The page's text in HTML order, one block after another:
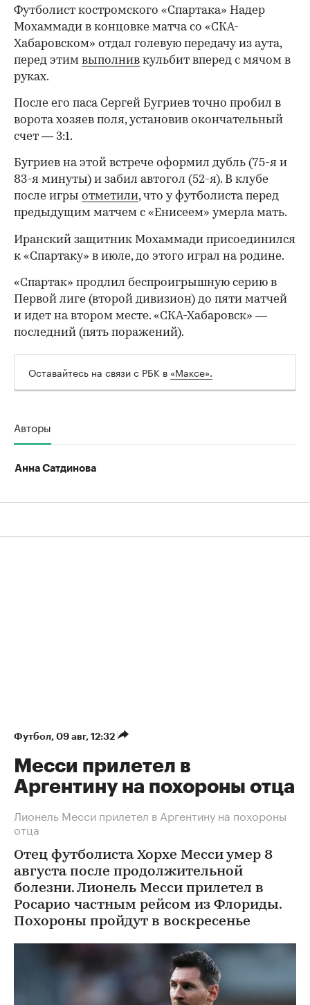
Футболист костромского «Спартака» Надер
Мохаммади в концовке матча со «СКА-
Хабаровском» отдал голевую передачу из аута,
перед этим выполнив кульбит вперед с мячом в
руках.
После его паса Сергей Бугриев точно пробил в
ворота хозяев поля, установив окончательный
счет — 3:1.
Бугриев на этой встрече оформил дубль (75-я и
83-я минуты) и забил автогол (52-я). В клубе
после игры отметили, что у футболиста перед
предыдущим матчем с «Енисеем» умерла мать.
00:00 / 00:00
Иранский защитник Мохаммади присоединился
к «Спартаку» в июле, до этого играл на родине.
«Спартак» продлил беспроигрышную серию в
Первой лиге (второй дивизион) до пяти матчей
и идет на втором месте. «СКА-Хабаровск» —
последний (пять поражений).
Оставайтесь на связи с РБК в «Максе».
Авторы
Анна Сатдинова
Футбол⁠, 09 авг, 12:32
Месси прилетел в
Аргентину на похороны отца
Лионель Месси прилетел в Аргентину на похороны
отца
Отец футболиста Хорхе Месси умер 8
августа после продолжительной
болезни. Лионель Месси прилетел в
Росарио частным рейсом из Флориды.
Похороны пройдут в воскресенье